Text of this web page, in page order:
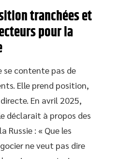
tranchées et
pour la
se contente pas de
Elle prend position,
En avril 2025,
déclarait à propos des
Russie : « Que les
ne veut pas dire